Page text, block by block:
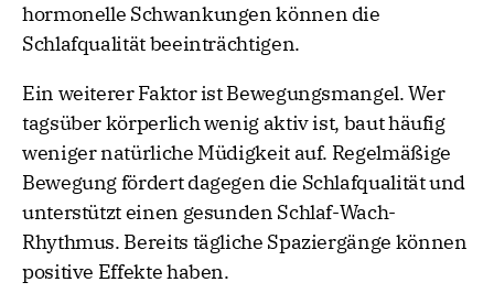
hormonelle Schwankungen können die
Schlafqualität beeinträchtigen.
Ein weiterer Faktor ist Bewegungsmangel. Wer
tagsüber körperlich wenig aktiv ist, baut häufig
weniger natürliche Müdigkeit auf. Regelmäßige
Bewegung fördert dagegen die Schlafqualität und
unterstützt einen gesunden Schlaf-Wach-
Rhythmus. Bereits tägliche Spaziergänge können
positive Effekte haben.